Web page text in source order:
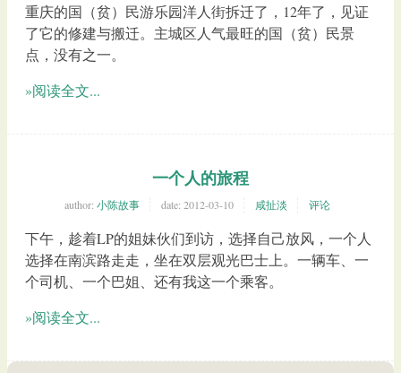
重庆的国（贫）民游乐园洋人街拆迁了，12年了，见证
了它的修建与搬迁。主城区人气最旺的国（贫）民景
点，没有之一。
»阅读全文...
一个人的旅程
author: 小陈故事 date: 2012-03-10 咸扯淡 评论
下午，趁着LP的姐妹伙们到访，选择自己放风，一个人
选择在南滨路走走，坐在双层观光巴士上。一辆车、一
个司机、一个巴姐、还有我这一个乘客。
»阅读全文...